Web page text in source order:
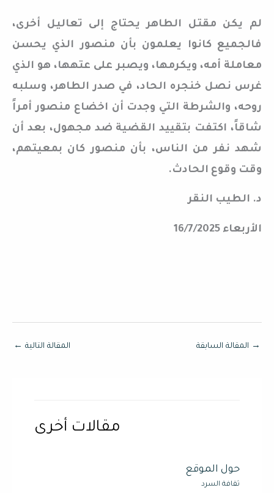
لم يكن مقتل الطاهر يحتاج إلى تعاليل أخرى،
فالجميع كانوا يعلمون بأن منصور الذي يحسن
معاملة أمه، ويكرمها، ويصبر على عتهها، هو الذي
غرس نصل خنجره الحاد، في صدر الطاهر، وسلبه
روحه، والشرطة التي وجدت أن اخضاع منصور أمراً
شاقاً، اكتفت بتقييد القضية ضد مجهول، بعد أن
شهد نفر من الناس، بأن منصور كان بمعيتهم،
وقت وقوع الحادث.
د. الطيب النقر
الأربعاء 16/7/2025
→ المقالة السابقة المقالة التالية ←
مقالات أخرى
حول الموقع
ثقافة السرد